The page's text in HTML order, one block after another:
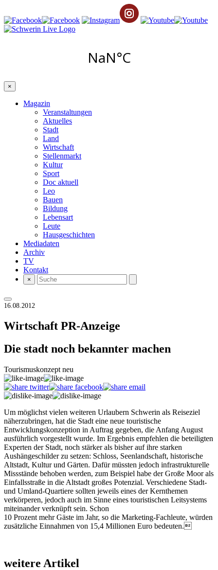
×
Magazin
Veranstaltungen
Aktuelles
Stadt
Land
Wirtschaft
Stellenmarkt
Kultur
Sport
Doc aktuell
Leo
Bauen
Bildung
Lebensart
Leute
Hausgeschichten
Mediadaten
Archiv
TV
Kontakt
×
16.08.2012
Wirtschaft PR-Anzeige
Die stadt noch bekannter machen
Tourismuskonzept neu
Um möglichst vielen weiteren Urlaubern Schwerin als Reiseziel
näherzubringen, hat die Stadt eine neue touristische
Entwicklungskonzeption in Auftrag gegeben, die Anfang August
ausführlich vorgestellt wurde. Im Ergebnis empfehlen die beteiligten
Experten der Stadt, noch stärker als bisher auf ihre starken
Aushängeschilder zu setzen: Schloss, Seenlandschaft, historische
Altstadt, Kultur und Gärten. Dafür müssten jedoch infrastrukturelle
Missstände behoben werden, zum Beispiel habe der Große Moor als
Einfallsstraße in die Altstadt großes Potenzial. Verschiedene Stadt-
und Umland-Quartiere sollten jeweils eines der Kernthemen
verkörperen, jedoch auch im Sinne eines touristischen Leitsystems
miteinander verknüpft sein. Schon
10 Prozent mehr Gäste im Jahr, so die Marketing-Fachleute, würden
zusätzliche Einnahmen von 15,4 Millionen Euro bedeuten.
weitere Artikel